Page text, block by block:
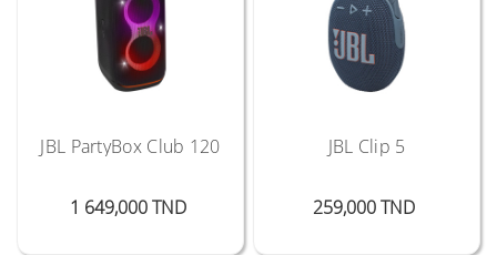
JBL PartyBox Club 120
1 649,000 TND
JBL Clip 5
259,000 TND